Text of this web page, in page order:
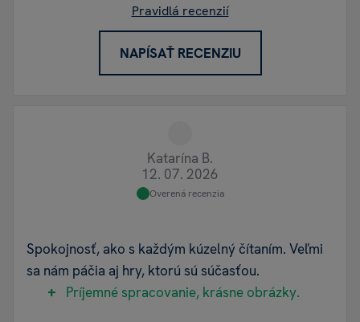
Pravidlá recenzií
NAPÍSAŤ RECENZIU
Katarína B.
12. 07. 2026
Overená recenzia
Spokojnosť, ako s každým kúzelný čítaním. Veľmi
sa nám páčia aj hry, ktorú sú súčasťou.
Príjemné spracovanie, krásne obrázky.